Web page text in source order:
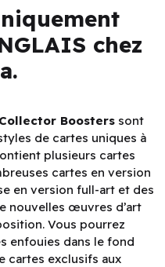
chez
Boosters sont
de cartes uniques à
plusieurs cartes
cartes en version
en version full-art et des
nouvelles œuvres d’art
Vous pourrez
enfouies dans le fond
cartes exclusifs aux